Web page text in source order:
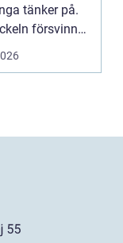
tänker på.
försvinner,